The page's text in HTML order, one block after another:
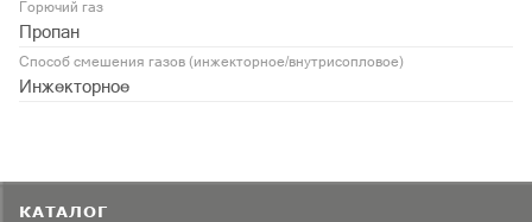
Горючий газ
Пропан
Способ смешения газов (инжекторное/внутрисопловое)
Инжекторное
КАТАЛОГ